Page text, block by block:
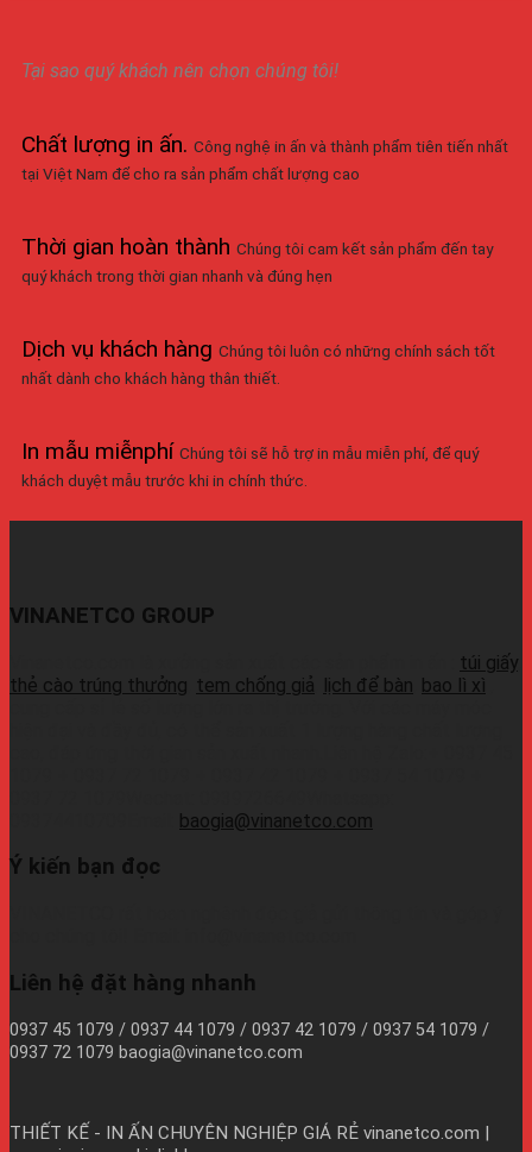
Tại sao quý khách nên chọn chúng tôi!
Chất lượng in ấn. Công nghệ in ấn và thành phẩm tiên tiến nhất
tại Việt Nam để cho ra sản phẩm chất lượng cao
Thời gian hoàn thành Chúng tôi cam kết sản phẩm đến tay
quý khách trong thời gian nhanh và đúng hẹn
Dịch vụ khách hàng Chúng tôi luôn có những chính sách tốt
nhất dành cho khách hàng thân thiết.
In mẫu miễnphí Chúng tôi sẽ hỗ trợ in mẫu miễn phí, để quý
khách duyệt mẫu trước khi in chính thức.
VINANETCO GROUP
túi giấy
thẻ cào trúng thưởng tem chống giả lịch để bàn bao lì xì
baogia@vinanetco.com
Ý kiến bạn đọc
Liên hệ đặt hàng nhanh
0937 45 1079 / 0937 44 1079 / 0937 42 1079 / 0937 54 1079 /
0937 72 1079 baogia@vinanetco.com
THIẾT KẾ - IN ẤN CHUYÊN NGHIỆP GIÁ RẺ vinanetco.com |